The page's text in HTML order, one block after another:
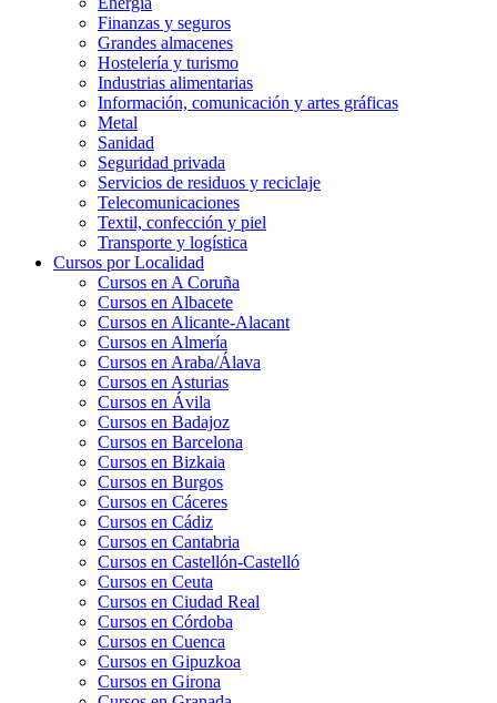
Finanzas y seguros
Grandes almacenes
Hostelería y turismo
Industrias alimentarias
Información, comunicación y artes gráficas
Metal
Sanidad
Seguridad privada
Servicios de residuos y reciclaje
Telecomunicaciones
Textil, confección y piel
Transporte y logística
Cursos por Localidad
Cursos en A Coruña
Cursos en Albacete
Cursos en Alicante-Alacant
Cursos en Almería
Cursos en Araba/Álava
Cursos en Asturias
Cursos en Ávila
Cursos en Badajoz
Cursos en Barcelona
Cursos en Bizkaia
Cursos en Burgos
Cursos en Cáceres
Cursos en Cádiz
Cursos en Cantabria
Cursos en Castellón-Castelló
Cursos en Ceuta
Cursos en Ciudad Real
Cursos en Córdoba
Cursos en Cuenca
Cursos en Gipuzkoa
Cursos en Girona